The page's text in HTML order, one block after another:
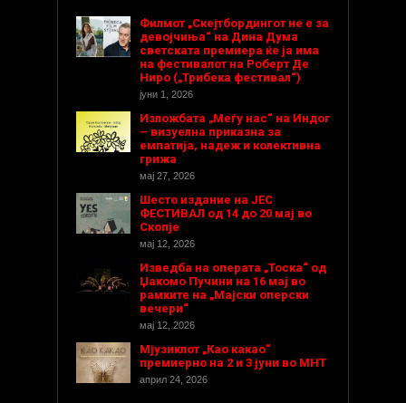
Филмот „Скејтбордингот не е за
девојчиња“ на Дина Дума
светската премиера ќе ја има
на фестивалот на Роберт Де
Ниро („Трибека фестивал“)
јуни 1, 2026
Изложбата „Меѓу нас“ на Индог
– визуелна приказна за
емпатија, надеж и колективна
грижа
мај 27, 2026
Шесто издание на ЈЕС
ФЕСТИВАЛ од 14 до 20 мај во
Скопје
мај 12, 2026
Изведба на операта „Тоска“ од
Џакомо Пучини на 16 мај во
рамките на „Мајски оперски
вечери“
мај 12, 2026
Мјузиклот „Као какао“
премиерно на 2 и 3 јуни во МНТ
април 24, 2026